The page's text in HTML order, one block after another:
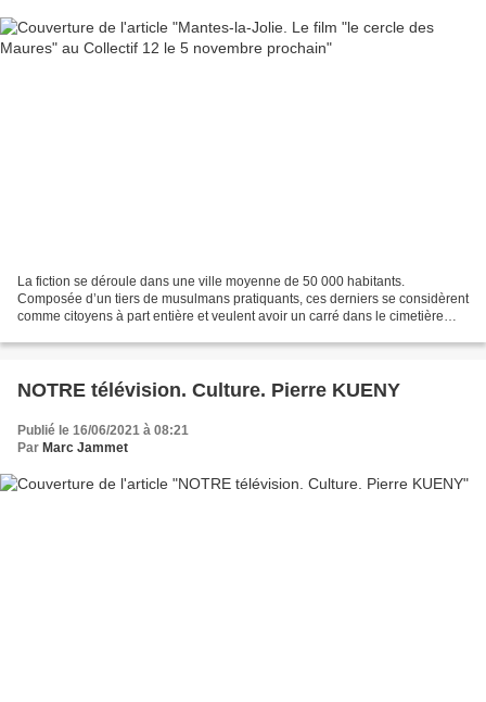
La fiction se déroule dans une ville moyenne de 50 000 habitants.
Composée d’un tiers de musulmans pratiquants, ces derniers se considèrent
comme citoyens à part entière et veulent avoir un carré dans le cimetière
NOTRE télévision. Culture. Pierre KUENY
Publié le 16/06/2021 à 08:21
Par Marc Jammet